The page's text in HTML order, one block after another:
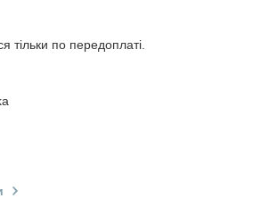
тільки по передоплаті.